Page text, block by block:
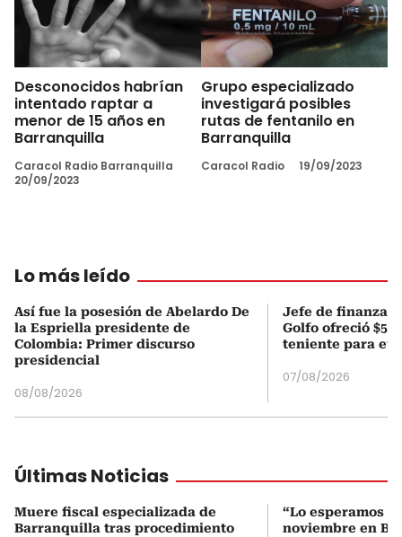
Desconocidos habrían
intentado raptar a
menor de 15 años en
Barranquilla
Caracol Radio Barranquilla
20/09/2023
Grupo especializado
investigará posibles
rutas de fentanilo en
Barranquilla
Caracol Radio 19/09/2023
Lo más leído
Así fue la posesión de Abelardo De
la Espriella presidente de
Colombia: Primer discurso
presidencial
08/08/2026
Jefe de finanzas
Golfo ofreció
teniente para
07/08/2026
Últimas Noticias
Muere fiscal especializada de
Barranquilla tras procedimiento
“Lo esperamos el
noviembre en